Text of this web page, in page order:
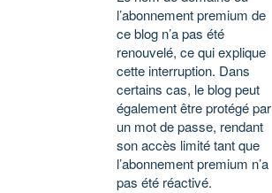
l’abonnement premium de
ce blog n’a pas été
renouvelé, ce qui explique
cette interruption. Dans
certains cas, le blog peut
également être protégé par
un mot de passe, rendant
son accès limité tant que
l’abonnement premium n’a
pas été réactivé.